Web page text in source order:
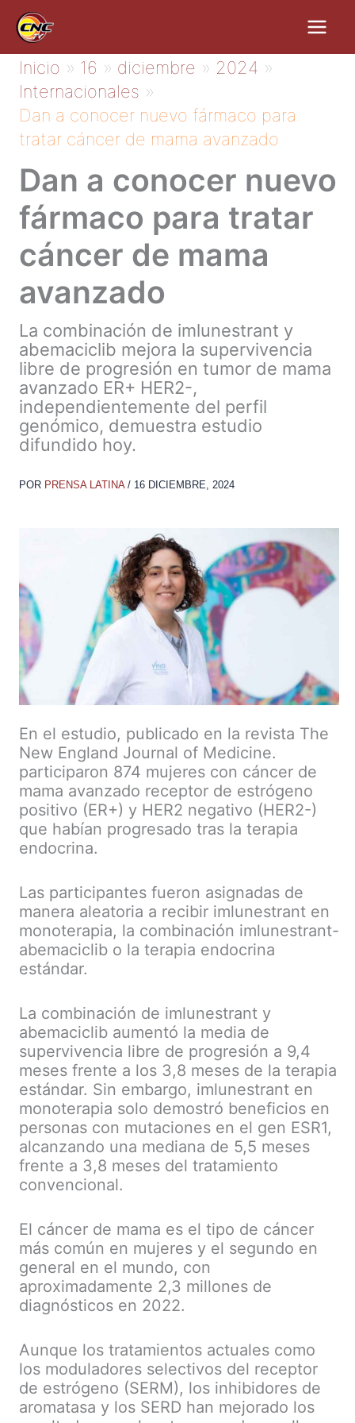
contenido
Inicio 16 diciembre
2024
Internacionales
Dan a conocer nuevo fármaco para
tratar cáncer de mama avanzado
Dan a conocer nuevo
fármaco para tratar
cáncer de mama
avanzado
La combinación de imlunestrant y
abemaciclib mejora la supervivencia
libre de progresión en tumor de mama
avanzado ER+ HER2-,
independientemente del perfil
genómico, demuestra estudio
difundido hoy.
POR PRENSA LATINA / 16 DICIEMBRE, 2024
En el estudio, publicado en la revista The
New England Journal of Medicine.
participaron 874 mujeres con cáncer de
mama avanzado receptor de estrógeno
positivo (ER+) y HER2 negativo (HER2-)
que habían progresado tras la terapia
endocrina.
Las participantes fueron asignadas de
manera aleatoria a recibir imlunestrant en
monoterapia, la combinación imlunestrant-
abemaciclib o la terapia endocrina
estándar.
La combinación de imlunestrant y
abemaciclib aumentó la media de
supervivencia libre de progresión a 9,4
meses frente a los 3,8 meses de la terapia
estándar. Sin embargo, imlunestrant en
monoterapia solo demostró beneficios en
personas con mutaciones en el gen ESR1,
alcanzando una mediana de 5,5 meses
frente a 3,8 meses del tratamiento
convencional.
El cáncer de mama es el tipo de cáncer
más común en mujeres y el segundo en
general en el mundo, con
aproximadamente 2,3 millones de
diagnósticos en 2022.
Aunque los tratamientos actuales como
los moduladores selectivos del receptor
de estrógeno (SERM), los inhibidores de
aromatasa y los SERD han mejorado los